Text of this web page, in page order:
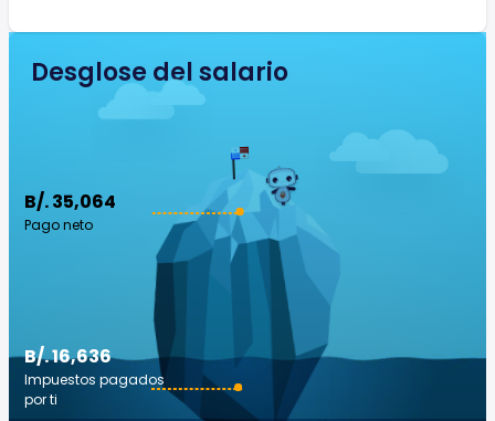
Desglose del salario
B/. 35,064
Pago neto
B/. 16,636
Impuestos pagados
por ti